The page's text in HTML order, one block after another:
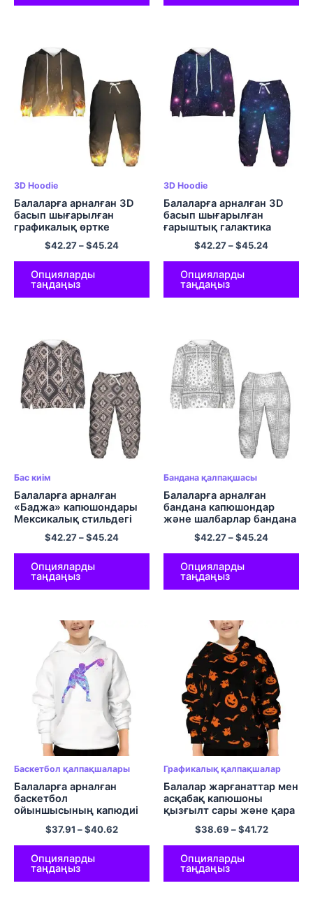
3D Hoodie
Балаларға арналған 3D
басып шығарылған
графикалық өртке
арналған капюшоны бар
жемпір мен шалбар.
$42.27–$45.24
Опцияларды
таңдаңыз
3D Hoodie
Балаларға арналған 3D
басып шығарылған
ғарыштық галактика
капюшоны бар көйлектер
мен шалбарлар Galaxy
Hoodie киімдері
Полиэфирден жасалған
капюди жиынтығы
$42.27–$45.24
Опцияларды
таңдаңыз
Бас киім
Балаларға арналған
«Баджа» капюшондары
Мексикалық стильдегі
капюшондар мен
шалбарлар жайлы
полиэстерден жасалған
капюшондар жиынтығы
$42.27–$45.24
Опцияларды
таңдаңыз
Бандана қалпақшасы
Балаларға арналған
бандана капюшондар
және шалбарлар бандана
капюди жиынтықтары
Ұлдарға арналған
комфорт полиэфирлі
капюди жиынтықтары
$42.27–$45.24
Опцияларды
таңдаңыз
Баскетбол қалпақшалары
Балаларға арналған
баскетбол
ойыншысының капюдиі
Жеңіл капюшоны бар
жемпір пуловерлік
капюшоны
$37.91 –$40.62
Опцияларды
таңдаңыз
Графикалық қалпақшалар
Балалар жарғанаттар мен
асқабақ капюшоны
қызғылт сары және қара
Хэллоуинге арналған
капюшон
Жасөспірімдерге
арналған күнделікті және
ыңғайлы капюшонды
полиэфир
$38.69 –$41.72
Опцияларды
таңдаңыз